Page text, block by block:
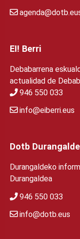
EI! Berri
Debabarrena
actualidad de
946 550 033
info@eiberri.eus
Dotb
Durangaldeko
Durangaldea
946 550 033
info@dotb.eus